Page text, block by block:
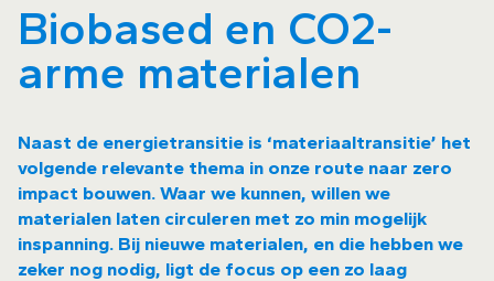
Biobased en CO2-
arme materialen
Naast de energietransitie is ‘materiaaltransitie’ het
volgende relevante thema in onze route naar zero
impact bouwen. Waar we kunnen, willen we
materialen laten circuleren met zo min mogelijk
inspanning. Bij nieuwe materialen, en die hebben we
zeker nog nodig, ligt de focus op een zo laag